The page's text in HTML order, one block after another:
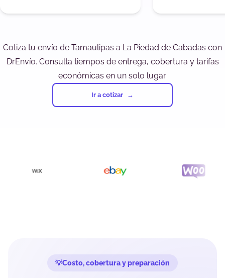
Cotiza tu envío de Tamaulipas a La Piedad de Cabadas con
DrEnvío. Consulta tiempos de entrega, cobertura y tarifas
económicas en un solo lugar.
Ir a cotizar
Costo, cobertura y preparación